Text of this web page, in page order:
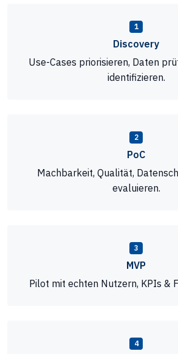
1
Discovery
Use-Cases priorisieren, Daten
identifizieren.
2
PoC
Machbarkeit, Qualität,
evaluieren.
3
MVP
Pilot mit echten Nutzern, KPIs &
4